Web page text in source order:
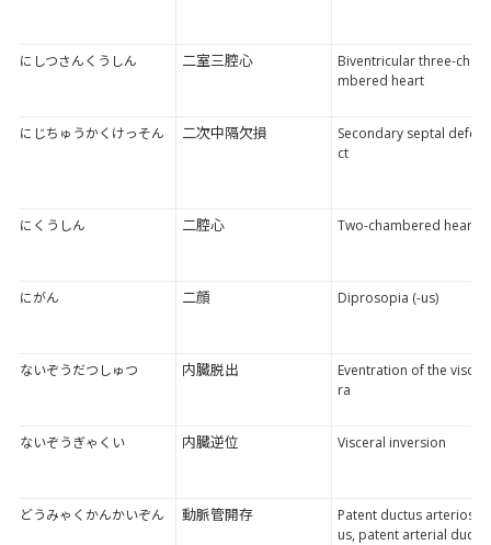
にしつさんくうしん 二室三腔心
Biventricular three-cha
mbered heart
にじちゅうかくけっそん 二次中隔欠損
Secondary septal defe
ct
にくうしん 二腔心 Two-chambered heart
にがん 二顔 Diprosopia (-us)
ないぞうだつしゅつ 内臓脱出
Eventration of the visce
ra
ないぞうぎゃくい 内臓逆位 Visceral inversion
どうみゃくかんかいぞん 動脈管開存
Patent ductus arterios
us, patent arterial duct